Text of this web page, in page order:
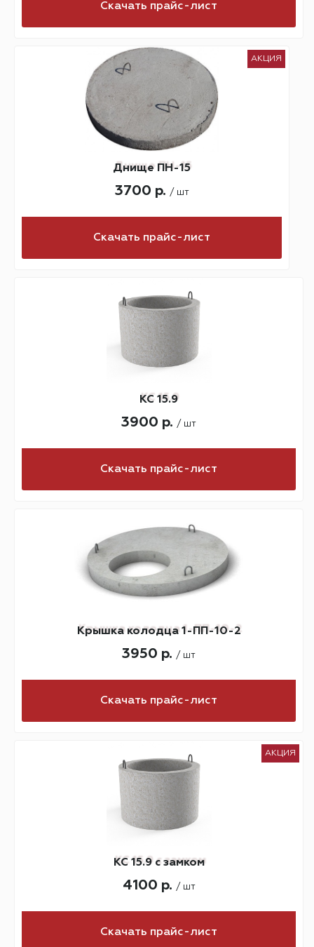
Скачать прайс-лист
АКЦИЯ
Днище ПН-15
3700 р. / шт
Скачать прайс-лист
КС 15.9
3900 р. / шт
Скачать прайс-лист
Крышка колодца 1-ПП-10-2
3950 р. / шт
Скачать прайс-лист
АКЦИЯ
КС 15.9 с замком
4100 р. / шт
Скачать прайс-лист